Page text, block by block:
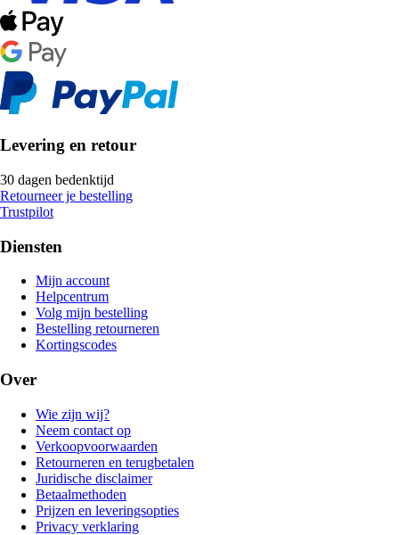
Levering en retour
30 dagen bedenktijd
Retourneer je bestelling
Trustpilot
Diensten
Mijn account
Helpcentrum
Volg mijn bestelling
Bestelling retourneren
Kortingscodes
Over
Wie zijn wij?
Neem contact op
Verkoopvoorwaarden
Retourneren en terugbetalen
Juridische disclaimer
Betaalmethoden
Prijzen en leveringsopties
Privacy verklaring